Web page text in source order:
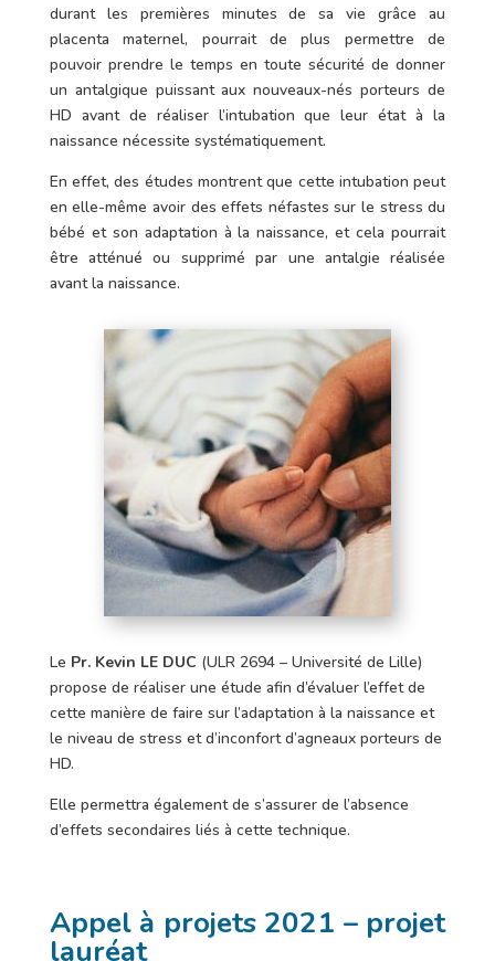
durant les premières minutes de sa vie grâce au
placenta maternel, pourrait de plus permettre de
pouvoir prendre le temps en toute sécurité de donner
un antalgique puissant aux nouveaux-nés porteurs de
HD avant de réaliser l’intubation que leur état à la
naissance nécessite systématiquement.
En effet, des études montrent que cette intubation peut
en elle-même avoir des effets néfastes sur le stress du
bébé et son adaptation à la naissance, et cela pourrait
être atténué ou supprimé par une antalgie réalisée
avant la naissance.
Le Pr. Kevin LE DUC (ULR 2694 – Université de Lille)
propose de réaliser une étude afin d’évaluer l’effet de
cette manière de faire sur l’adaptation à la naissance et
le niveau de stress et d’inconfort d’agneaux porteurs de
HD.
Elle permettra également de s’assurer de l’absence
d’effets secondaires liés à cette technique.
Appel à projets 2021 – projet
lauréat